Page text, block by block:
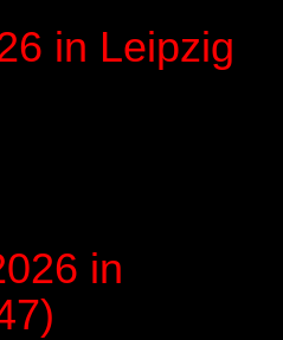
in Leipzig
in